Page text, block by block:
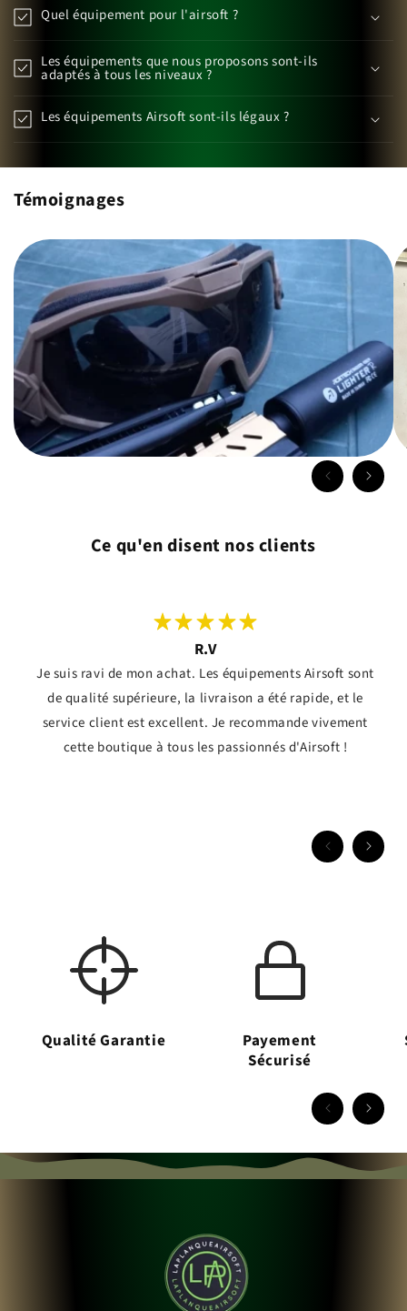
Quel équipement pour l'airsoft ?
Les équipements que nous proposons sont-ils
adaptés à tous les niveaux ?
Les équipements Airsoft sont-ils légaux ?
Témoignages
Ce qu'en disent nos clients
R.V
Je suis ravi de mon achat. Les équipements Airsoft sont
de qualité supérieure, la livraison a été rapide, et le
service client est excellent. Je recommande vivement
cette boutique à tous les passionnés d'Airsoft !
Qualité Garantie
Payement
Sécurisé